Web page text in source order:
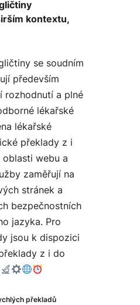
kontextu,
se soudním
především
rozhodnutí a plné
lékařské
lékařské
překlady z i
webu a
zaměřují na
stránek a
bezpečnostních
jazyka. Pro
jsou k dispozici
z i do
překladů